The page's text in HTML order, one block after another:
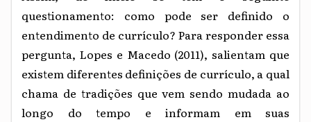
questionamento: como pode ser definido o
entendimento de currículo? Para responder essa
pergunta, Lopes e Macedo (2011), salientam que
existem diferentes definições de currículo, a qual
chama de tradições que vem sendo mudada ao
longo do tempo e informam em suas